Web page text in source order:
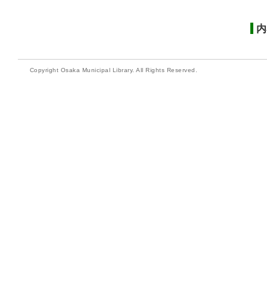
Copyright Osaka Municipal Library. All Rights Reserved.